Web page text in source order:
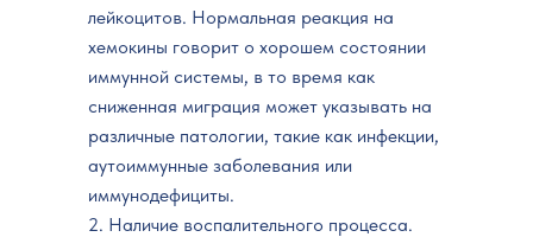
лейкоцитов. Нормальная реакция на
хемокины говорит о хорошем состоянии
иммунной системы, в то время как
сниженная миграция может указывать на
различные патологии, такие как инфекции,
аутоиммунные заболевания или
иммунодефициты.
2. Наличие воспалительного процесса.
Стоимость исследования